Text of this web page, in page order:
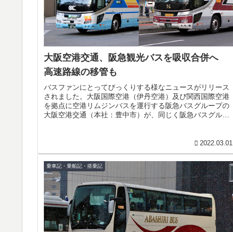
大阪空港交通、阪急観光バスを吸収合併へ
高速路線の移管も
バスファンにとってびっくりする様なニュースがリリース
されました。大阪国際空港（伊丹空港）及び関西国際空港
を拠点に空港リムジンバスを運行する阪急バスグループの
大阪空港交通（本社：豊中市）が、同じく阪急バスグルー
2022.03.01
乗車記・乗船記・搭乗記